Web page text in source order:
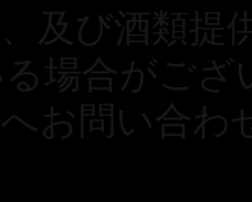
及び酒類提
場合がござ
お問い合わ